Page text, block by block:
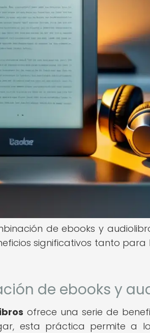
de ebooks y
significativos tanto
de ebooks y
ofrece una serie de
esta práctica permite a